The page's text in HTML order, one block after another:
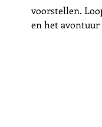
voorstellen.
en het